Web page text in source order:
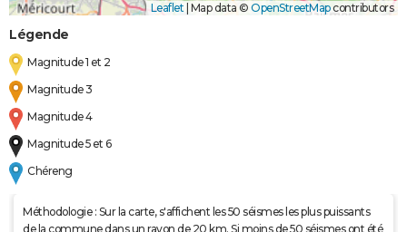
Leaflet Map data © OpenStreetMapcontributors
Légende
Magnitude 1 et 2
Magnitude 3
Magnitude 4
Magnitude 5 et 6
Chéreng
Méthodologie : Sur la carte, s'affichent les 50 séismes les plus puissants
de la commune dans un rayon de 20 km. Si moins de 50 séismes ont été